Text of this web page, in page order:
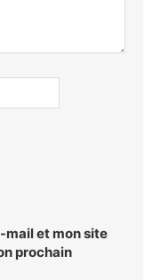
mail et mon site
prochain